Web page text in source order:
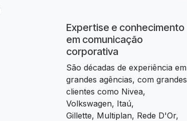
Expertise e conhecimento
em comunicação
corporativa
São décadas de experiência em
grandes agências, com grandes
clientes como Nivea,
Volkswagen, Itaú,
Gillette, Multiplan, Rede D'Or,